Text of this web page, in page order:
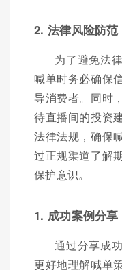
2. 法律风险防范
为了避免法
喊单时务必确保
导消费者。同时
待直播间的投资
法律法规，确保
过正规渠道了解
保护意识。
1. 成功案例分享
通过分享成
更好地理解喊单